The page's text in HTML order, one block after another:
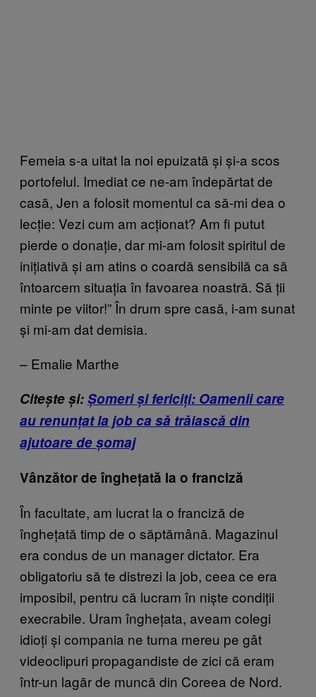
Femeia s-a uitat la noi epuizată și și-a scos
portofelul. Imediat ce ne-am îndepărtat de
casă, Jen a folosit momentul ca să-mi dea o
lecție: Vezi cum am acționat? Am fi putut
pierde o donație, dar mi-am folosit spiritul de
inițiativă și am atins o coardă sensibilă ca să
întoarcem situația în favoarea noastră. Să ții
minte pe viitor!” În drum spre casă, i-am sunat
și mi-am dat demisia.
– Emalie Marthe
Citește și:Șomeri și fericiți: Oamenii care
au renunțat la job ca să trăiască din
ajutoare de șomaj
Vânzător de înghețată la o franciză
În facultate, am lucrat la o franciză de
înghețată timp de o săptămână. Magazinul
era condus de un manager dictator. Era
obligatoriu să te distrezi la job, ceea ce era
imposibil, pentru că lucram în niște condiții
execrabile. Uram înghețata, aveam colegi
idioți și compania ne turna mereu pe gât
videoclipuri propagandiste de zici că eram
într-un lagăr de muncă din Coreea de Nord.